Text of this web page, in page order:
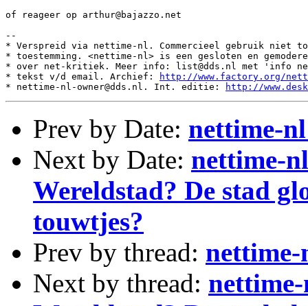
of reageer op arthur@bajazzo.net
--
* Verspreid via nettime-nl. Commercieel gebruik niet
* toestemming. <nettime-nl> is een gesloten en
* over net-kritiek. Meer info: list@dds.nl met 'info
* tekst v/d email. Archief:
http://www.factory.org/
* nettime-nl-owner@dds.nl. Int. editie:
http://
Prev by Date: nettime-
Next by Date: nettime-
Wereldstad? De stad
touwtjes?
Prev by thread:
Next by thread: